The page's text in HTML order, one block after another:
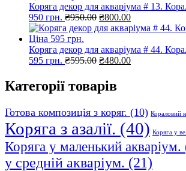
Коряга декор для акваріума # 13.
950 грн. ₴950.00 Оригінальна
ціна:
₴800.00Поточна
ціна:
Коряга декор для акваріума # 44.
595 грн. ₴595.00 Оригінальна
₴595.00.
₴480.00Поточна
Категорії товарів
Готова композиція з коряг. (10) Кораловий
Коряга з азалії. (40) Коряга у
Коряга у маленький акваріум.
у средній акваріум. (21)